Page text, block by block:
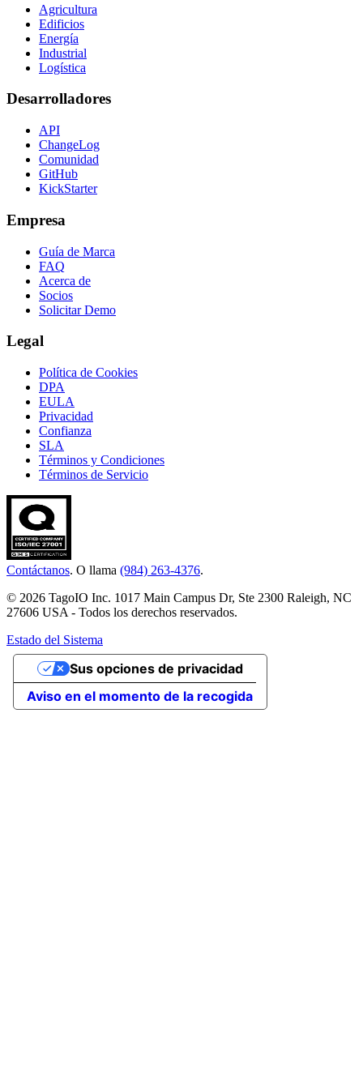
Agricultura
Edificios
Energía
Industrial
Logística
Desarrolladores
API
ChangeLog
Comunidad
GitHub
KickStarter
Empresa
Guía de Marca
FAQ
Acerca de
Socios
Solicitar Demo
Legal
Política de Cookies
DPA
EULA
Privacidad
Confianza
SLA
Términos y Condiciones
Términos de Servicio
Contáctanos. O llama (984) 263-4376.
© 2026 TagoIO Inc. 1017 Main Campus Dr, Ste 2300 Raleigh, NC
27606 USA - Todos los derechos reservados.
Estado del Sistema
Aviso en el momento de la recogida
Sus opciones de privacidad